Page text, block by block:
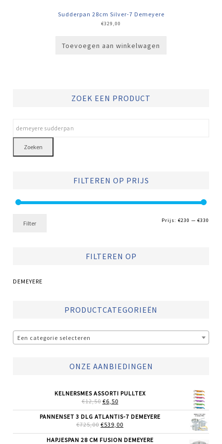
Sudderpan 28cm Silver-7 Demeyere
€329,00
Toevoegen aan winkelwagen
ZOEK EEN PRODUCT
Zoeken
FILTEREN OP PRIJS
Filter Prijs: €230 — €330
FILTEREN OP
DEMEYERE
PRODUCTCATEGORIEËN
Een categorie selecteren
ONZE AANBIEDINGEN
KELNERSMES ASSORTI PULLTEX
€12,50 OORSPRONKELIJKE
WAS:
€12,50.
€6,50HUIDIGE
IS:
€6,50.
PANNENSET 3 DLG ATLANTIS-7 DEMEYERE
€725,00 OORSPRONKELIJKE
WAS:
€539,00
IS:
HAPJESPAN 28 CM FUSION DEMEYERE